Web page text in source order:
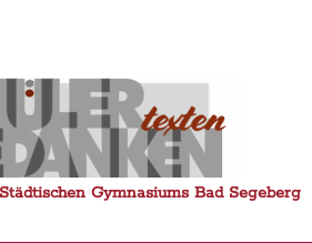
Gymnasiums Bad Segeberg